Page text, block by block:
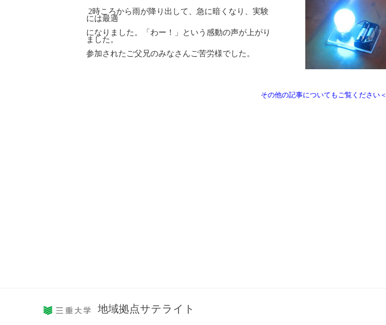
2時ころから雨が降り出して、急に暗くなり、実験
には最適
になりました。「わー！」という感動の声が上がり
ました。
参加されたご父兄のみなさんご苦労様でした。
その他の記事についてもご覧ください＜
地域拠点サテライト